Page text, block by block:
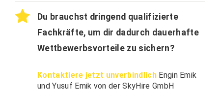
Du brauchst dringend qualifizierte
Fachkräfte, um dir dadurch dauerhafte
Wettbewerbsvorteile zu sichern?
Kontaktiere jetzt unverbindlichEngin Emik
und Yusuf Emik von der SkyHire GmbH